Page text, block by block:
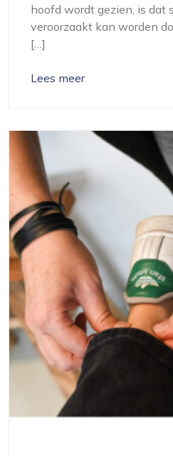
hoofd wordt gezien, is dat
veroorzaakt kan worden
[…]
Lees meer